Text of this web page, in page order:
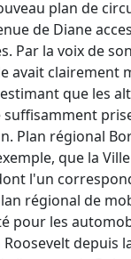
plan de
de Diane
Par la voix de
avait clairement
que les
suffisamment
Plan régional
que la
l'un
régional de
pour les
depuis